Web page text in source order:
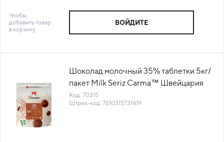
Чтобы
добавить товар
в корзину
ВОЙДИТЕ
Шоколад молочный 35% таблетки 5кг/
пакет Milk Seriz Carma™ Швейцария
(CHM-N025SERIE6-Z72)(КОД 70315)
(+18°С)
Код: 70315
Штрих-код: 7610315731419